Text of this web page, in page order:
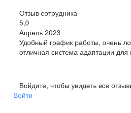
Отзыв сотрудника
5,0
Апрель 2023
Удобный график работы, очень
отличная система адаптации для
Войдите, чтобы увидеть все
Войти